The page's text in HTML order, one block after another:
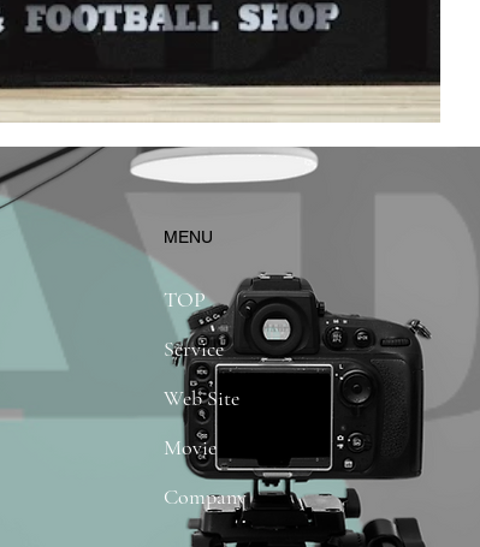
​MENU
TOP
Service
Web Site
Movie
Company